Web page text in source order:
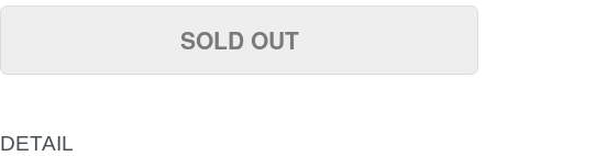
SOLD OUT
DETAIL